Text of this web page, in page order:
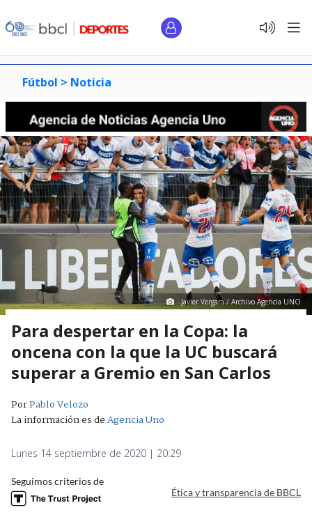
Fútbol > Noticia
Javier Vergara / Archivo Agencia UNO
Para despertar en la Copa: la
oncena con la que la UC buscará
superar a Gremio en San Carlos
PorPablo Velozo
La información es deAgencia Uno
Lunes 14 septiembre de 2020 | 20:29
Seguimos criterios de
Ética y transparencia de BBCL